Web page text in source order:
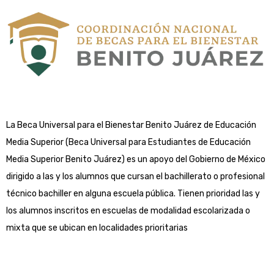
La Beca Universal para el Bienestar Benito Juárez de Educación
Media Superior (Beca Universal para Estudiantes de Educación
Media Superior Benito Juárez) es un apoyo del Gobierno de México
dirigido a las y los alumnos que cursan el bachillerato o profesional
técnico bachiller en alguna escuela pública. Tienen prioridad las y
los alumnos inscritos en escuelas de modalidad escolarizada o
mixta que se ubican en localidades prioritarias